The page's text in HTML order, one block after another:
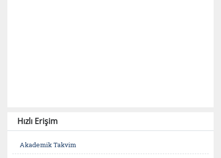
Hızlı Erişim
Akademik Takvim